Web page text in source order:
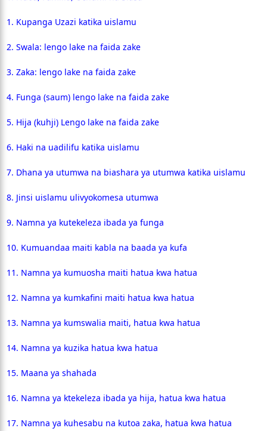
1. Kupanga Uzazi katika uislamu
2. Swala: lengo lake na faida zake
3. Zaka: lengo lake na faida zake
4. Funga (saum) lengo lake na faida zake
5. Hija (kuhji) Lengo lake na faida zake
6. Haki na uadilifu katika uislamu
7. Dhana ya utumwa na biashara ya utumwa katika uislamu
8. Jinsi uislamu ulivyokomesa utumwa
9. Namna ya kutekeleza ibada ya funga
10. Kumuandaa maiti kabla na baada ya kufa
11. Namna ya kumuosha maiti hatua kwa hatua
12. Namna ya kumkafini maiti hatua kwa hatua
13. Namna ya kumswalia maiti, hatua kwa hatua
14. Namna ya kuzika hatua kwa hatua
15. Maana ya shahada
16. Namna ya ktekeleza ibada ya hija, hatua kwa hatua
17. Namna ya kuhesabu na kutoa zaka, hatua kwa hatua